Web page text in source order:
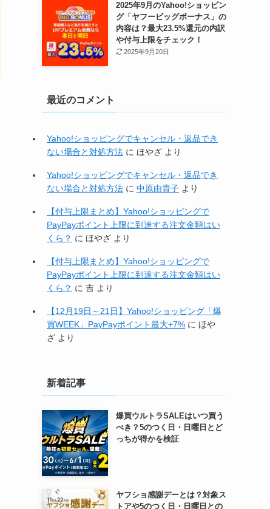
2025年9月のYahoo!ショッピン
グ「ヤフービッグボーナス」の
内容は？最大23.5%還元の内訳
や付与上限をチェック！
2025年9月20日
最近のコメント
Yahoo!ショッピングでキャンセル・返品でき
ない場合と対処方法 に ほやざ より
Yahoo!ショッピングでキャンセル・返品でき
ない場合と対処方法 に 中原由貴子 より
【付与上限まとめ】Yahoo!ショッピングで
PayPayポイント上限に到達する注文金額はい
くら？ に ほやざ より
【付与上限まとめ】Yahoo!ショッピングで
PayPayポイント上限に到達する注文金額はい
くら？ に 吉 より
【12月19日～21日】Yahoo!ショッピング「爆
買WEEK」PayPayポイント最大+7% に ほや
ざ より
新着記事
爆買ウルトラSALEはいつ買う
べき？5のつく日・日曜日とど
っちが得かを検証
ヤフショ感謝デーとは？対象ス
トアや5のつく日・日曜日との